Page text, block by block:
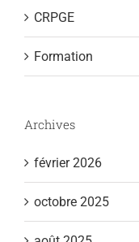
CRPGE
Formation
Archives
février 2026
octobre 2025